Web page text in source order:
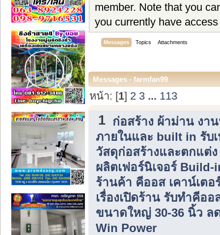
member. Note that you
you currently have
Messages Topics Attachments
Messages - farmfan99
หน้า: [1] 2 3 ... 113
1 ก่อสร้าง ผ้าม่าน งา
ภายในและ built in รับ
วัสดุก่อสร้างและตกแต่
ผลิตเฟอร์นิเจอร์
ร้านค้า คีออส เคาน์เตอ
เรื่องเปิดร้าน รับทำคีออ
ขนาดใหญ่ 30-36 นิ้ว ล
Win Power